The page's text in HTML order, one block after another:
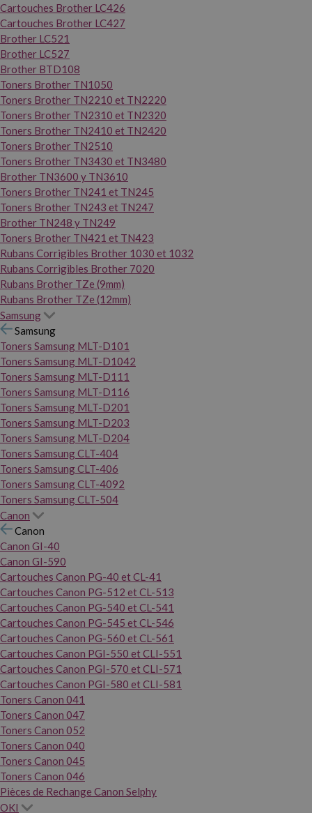
Cartouches Brother LC426
Cartouches Brother LC427
Brother LC521
Brother LC527
Brother BTD108
Toners Brother TN1050
Toners Brother TN2210 et TN2220
Toners Brother TN2310 et TN2320
Toners Brother TN2410 et TN2420
Toners Brother TN2510
Toners Brother TN3430 et TN3480
Brother TN3600 y TN3610
Toners Brother TN241 et TN245
Toners Brother TN243 et TN247
Brother TN248 y TN249
Toners Brother TN421 et TN423
Rubans Corrigibles Brother 1030 et 1032
Rubans Corrigibles Brother 7020
Rubans Brother TZe (9mm)
Rubans Brother TZe (12mm)
Samsung
Samsung
Toners Samsung MLT-D101
Toners Samsung MLT-D1042
Toners Samsung MLT-D111
Toners Samsung MLT-D116
Toners Samsung MLT-D201
Toners Samsung MLT-D203
Toners Samsung MLT-D204
Toners Samsung CLT-404
Toners Samsung CLT-406
Toners Samsung CLT-4092
Toners Samsung CLT-504
Canon
Canon
Canon GI-40
Canon GI-590
Cartouches Canon PG-40 et CL-41
Cartouches Canon PG-512 et CL-513
Cartouches Canon PG-540 et CL-541
Cartouches Canon PG-545 et CL-546
Cartouches Canon PG-560 et CL-561
Cartouches Canon PGI-550 et CLI-551
Cartouches Canon PGI-570 et CLI-571
Cartouches Canon PGI-580 et CLI-581
Toners Canon 041
Toners Canon 047
Toners Canon 052
Toners Canon 040
Toners Canon 045
Toners Canon 046
Pièces de Rechange Canon Selphy
OKI